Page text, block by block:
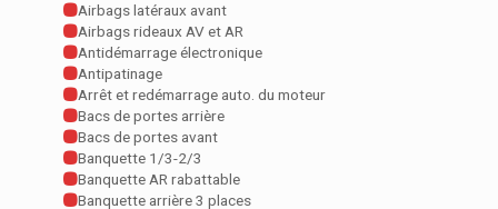
Airbags latéraux avant
Airbags rideaux AV et AR
Antidémarrage électronique
Antipatinage
Arrêt et redémarrage auto. du moteur
Bacs de portes arrière
Bacs de portes avant
Banquette 1/3-2/3
Banquette AR rabattable
Banquette arrière 3 places